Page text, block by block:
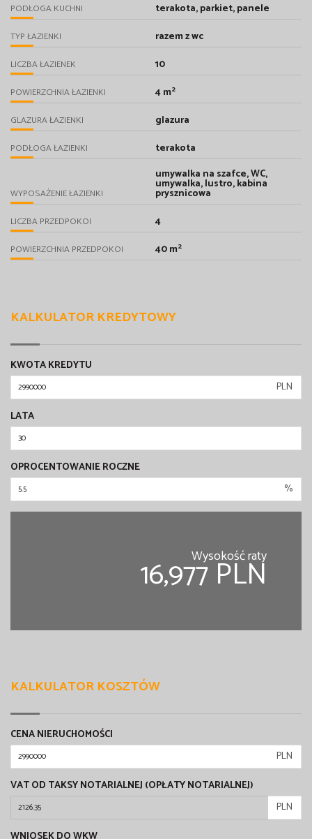
PODŁOGA KUCHNI terakota, parkiet, panele
TYP ŁAZIENKI razem z wc
LICZBA ŁAZIENEK 10
POWIERZCHNIA ŁAZIENKI 4 m2
GLAZURA ŁAZIENKI glazura
PODŁOGA ŁAZIENKI terakota
WYPOSAŻENIE ŁAZIENKI
umywalka na szafce, WC,
umywalka, lustro, kabina
prysznicowa
LICZBA PRZEDPOKOI 4
POWIERZCHNIA PRZEDPOKOI 40 m2
KALKULATOR KREDYTOWY
KWOTA KREDYTU
PLN
LATA
OPROCENTOWANIE ROCZNE
%
Wysokość raty
16,977 PLN
KALKULATOR KOSZTÓW
CENA NIERUCHOMOŚCI
PLN
VAT OD TAKSY NOTARIALNEJ (OPŁATY NOTARIALNEJ)
PLN